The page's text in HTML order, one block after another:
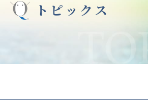
トピックス